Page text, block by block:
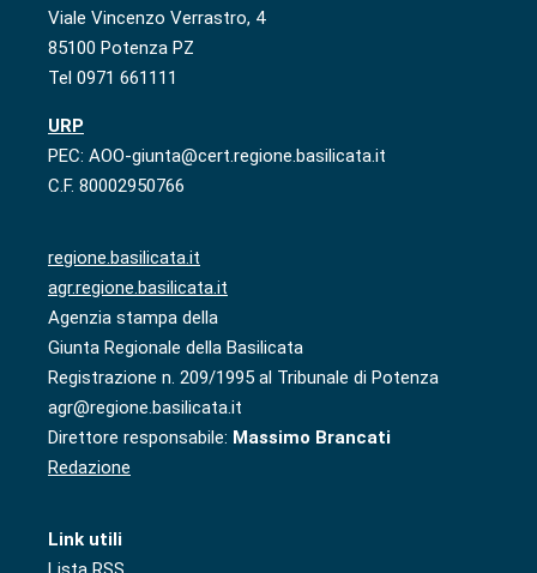
Viale Vincenzo Verrastro, 4
85100 Potenza PZ
Tel 0971 661111
URP
PEC: AOO-giunta@cert.regione.basilicata.it
C.F. 80002950766
regione.basilicata.it
agr.regione.basilicata.it
Agenzia stampa della
Giunta Regionale della Basilicata
Registrazione n. 209/1995 al Tribunale di Potenza
agr@regione.basilicata.it
Direttore responsabile: Massimo Brancati
Redazione
Link utili